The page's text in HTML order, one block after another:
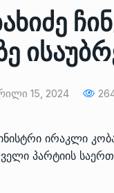
15, 2024
ირაკლი
პარტიის
10/05/2022
საქართველოს
ზაქარია